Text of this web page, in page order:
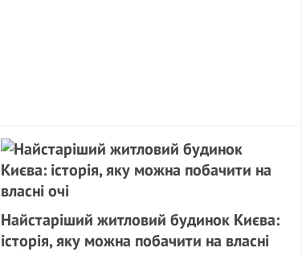
Найстаріший житловий будинок Києва:
історія, яку можна побачити на власні